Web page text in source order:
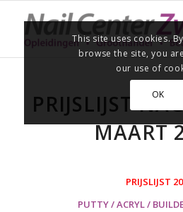
PRIJSLIJST
MAART
PRIJSLIJST
PUTTY / ACRYL /
This site uses cookies.
browse the site, you
our use of
OK